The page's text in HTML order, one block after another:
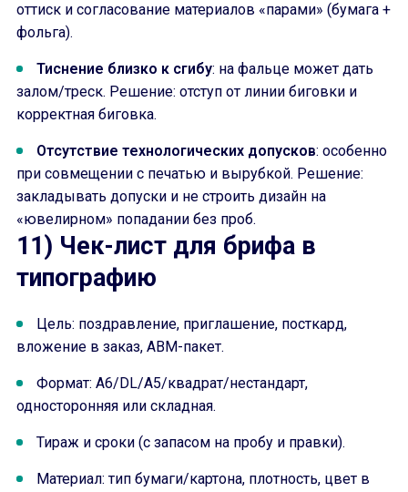
оттиск и согласование материалов «парами» (бумага +
фольга).
Тиснение близко к сгибу: на фальце может дать
залом/треск. Решение: отступ от линии биговки и
корректная биговка.
Отсутствие технологических допусков: особенно
при совмещении с печатью и вырубкой. Решение:
закладывать допуски и не строить дизайн на
«ювелирном» попадании без проб.
11) Чек-лист для брифа в
типографию
Цель: поздравление, приглашение, посткард,
вложение в заказ, ABM-пакет.
Формат: A6/DL/A5/квадрат/нестандарт,
односторонняя или складная.
Тираж и сроки (с запасом на пробу и правки).
Материал: тип бумаги/картона, плотность, цвет в